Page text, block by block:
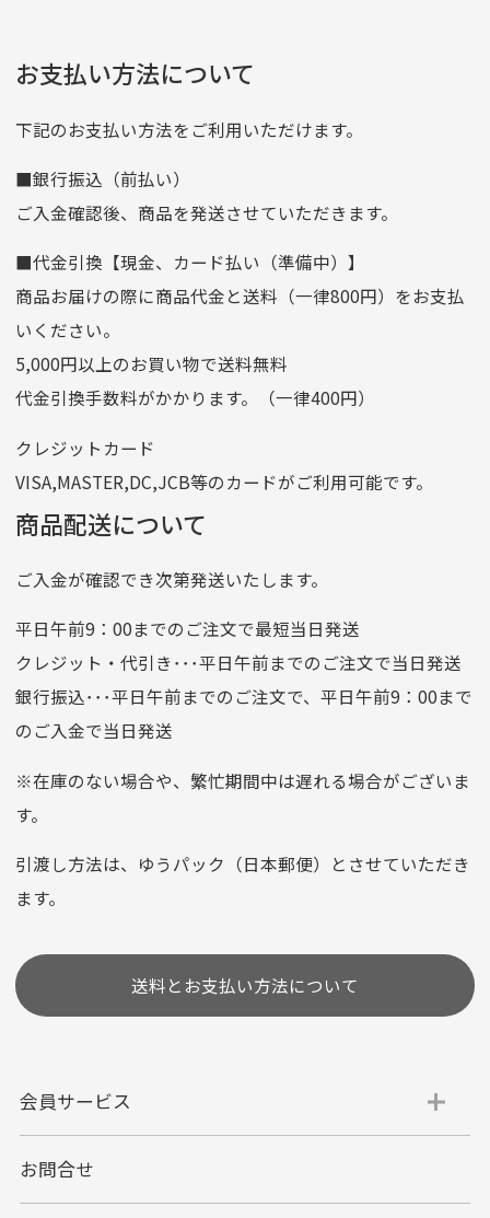
[…]
りますのでご了承くださいませ。
支店名
和歌山支店
口座種別
普通
口座番号
0255557
口座名義
株式会社一条
ゆうちょ銀行
ゆうちょ間
記号
14710
他銀行から
店名
四七八（読みヨンナナハチ）
店番
478
預金種目
普通預金
口座番号
0776226
口座名義
株式会社一条
クレジットカード
選びいただけない場合がございます。
代金引換
代引手数料一律400円
お支払い方法について
下記のお支払い方法をご利用いただけます。
■銀行振込（前払い）
ご入金確認後、商品を発送させていただきます。
■代金引換【現金、カード払い（準備中）】
商品お届けの際に商品代金と送料（一律800円）をお支払
いください。
5,000円以上のお買い物で送料無料
代金引換手数料がかかります。（一律400円）
クレジットカード
VISA,MASTER,DC,JCB等のカードがご利用可能です。
商品配送について
ご入金が確認でき次第発送いたします。
平日午前9：00までのご注文で最短当日発送
クレジット・代引き･･･平日午前までのご注文で当日発送
銀行振込･･･平日午前までのご注文で、平日午前9：00まで
のご入金で当日発送
※在庫のない場合や、繁忙期間中は遅れる場合がございま
す。
引渡し方法は、ゆうパック（日本郵便）とさせていただき
ます。
送料とお支払い方法について
会員サービス
お問合せ